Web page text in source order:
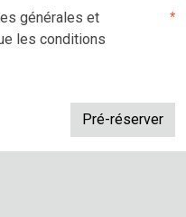
générales et
les conditions
*